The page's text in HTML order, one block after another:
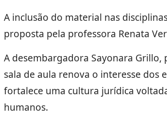
A inclusão do material nas
proposta pela professora Renata
A desembargadora Sayonara Grillo,
sala de aula renova o interesse dos
fortalece uma cultura jurídica
humanos.